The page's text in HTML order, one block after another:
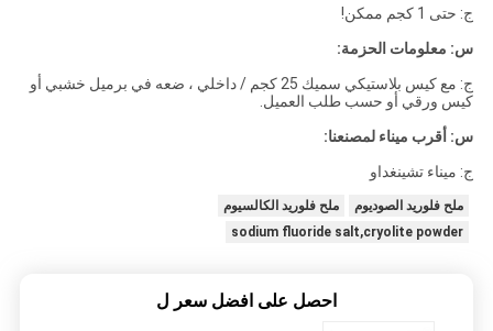
ج: حتى 1 كجم ممكن!
س: معلومات الحزمة:
ج: مع كيس بلاستيكي سميك 25 كجم / داخلي ، ضعه في برميل خشبي أو
كيس ورقي أو حسب طلب العميل.
س: أقرب ميناء لمصنعنا:
ج: ميناء تشينغداو
ملح فلوريد الصوديوم
ملح فلوريد الكالسيوم
sodium fluoride salt,cryolite powder
احصل على افضل سعر ل